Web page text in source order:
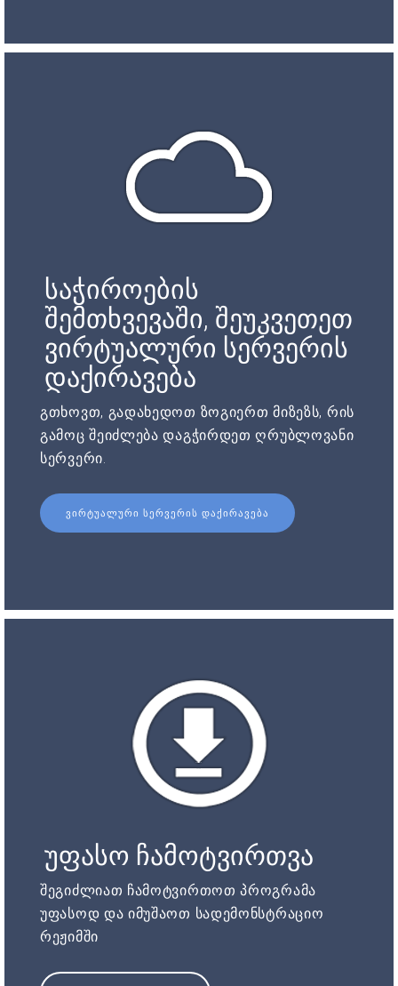
საჭიროების
შემთხვევაში, შეუკვეთეთ
ვირტუალური სერვერის
დაქირავება
გთხოვთ, გადახედოთ ზოგიერთ მიზეზს, რის
გამოც შეიძლება დაგჭირდეთ ღრუბლოვანი
სერვერი.
ᲕᲘᲠᲢᲣᲐᲚᲣᲠᲘ ᲡᲔᲠᲕᲔᲠᲘᲡ ᲓᲐᲥᲘᲠᲐᲕᲔᲑᲐ
უფასო ჩამოტვირთვა
შეგიძლიათ ჩამოტვირთოთ პროგრამა
უფასოდ და იმუშაოთ სადემონსტრაციო
რეჟიმში